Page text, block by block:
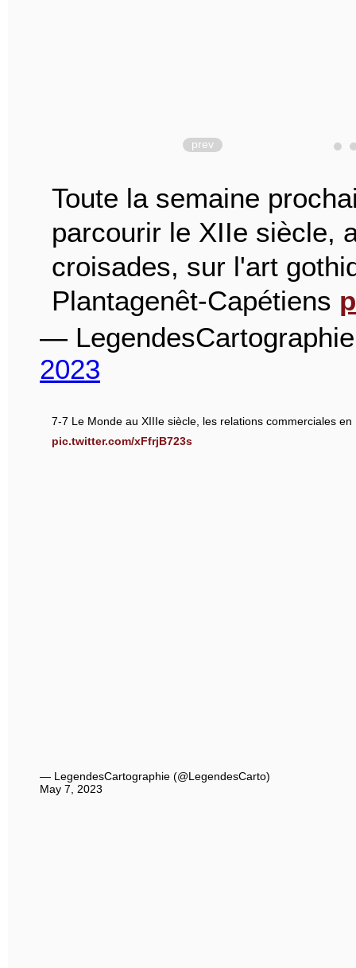
prev
Toute la semaine
parcourir le XIIe siècle,
croisades, sur l'art
Plantagenêt-Capétiens
—
2023
7-7 Le Monde au XIIIe siècle, les relations commerciales en
pic.twitter.com/xFfrjB723s
— LegendesCartographie (@LegendesCarto)
May 7, 2023